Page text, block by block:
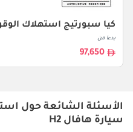
كيا سبورتيج استهلاك
بدءا من
97,650
الأسئلة الشائعة حول
سيارة هافال H2